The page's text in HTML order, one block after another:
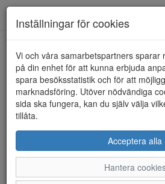
HEM VIKING
Inställningar för cookies
Vi och våra samarbetspartners sparar
på din enhet för att kunna erbjuda
spara besöksstatistik och för att
marknadsföring. Utöver nödvändiga
sida ska fungera, kan du själv välja
tillåta.
Acceptera alla
Hantera